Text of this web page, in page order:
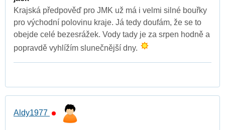
Krajská předpověď pro JMK už má i velmi silné bouřky
pro východní polovinu kraje. Já tedy doufám, že se to
obejde celé bezesrážek. Vody tady je za srpen hodně a
popravdě vyhlížím slunečnější dny.
Aldy1977